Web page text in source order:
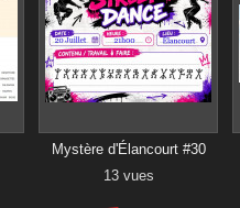
Mystère d'Élancourt #30
13 vues